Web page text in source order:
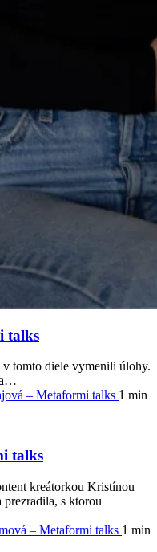
talks
tomto diele vymenili úlohy.
a…
– Metaformi talks 1 min
talks
kreátorkou Kristínou
s ktorou
– Metaformi talks 1 min